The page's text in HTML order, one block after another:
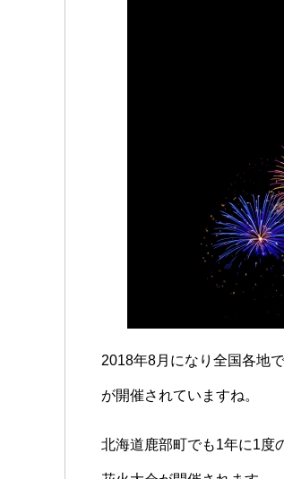
2018年8月になり全国各地
が開催されていますね。
北海道鹿部町でも1年に1度